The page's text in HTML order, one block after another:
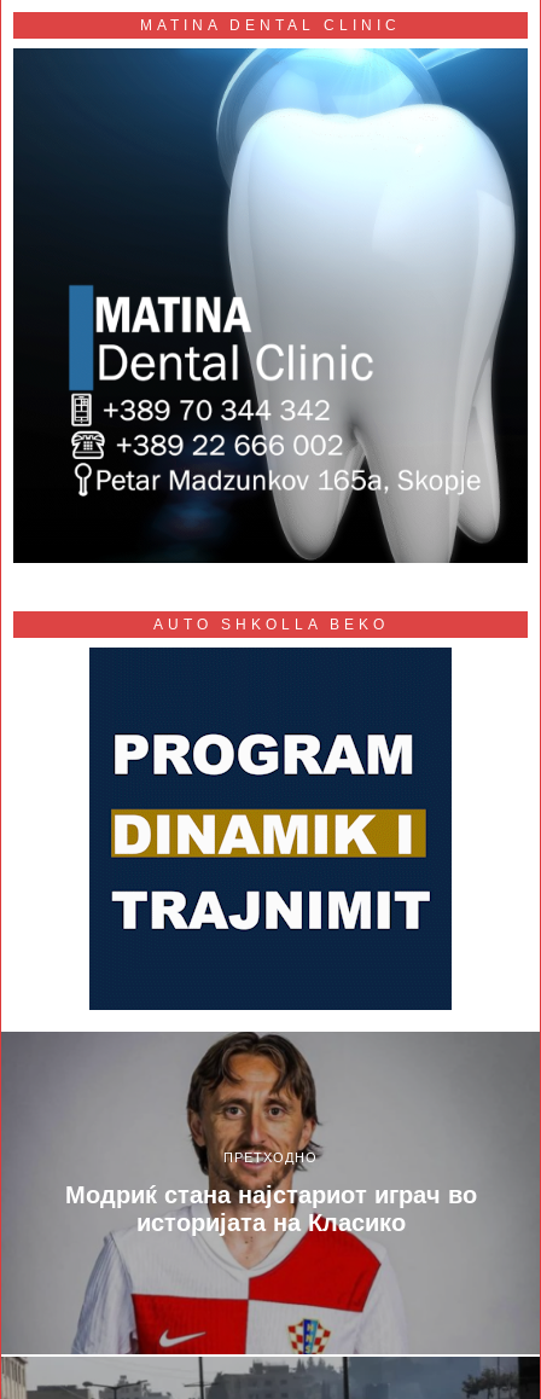
MATINA DENTAL CLINIC
AUTO SHKOLLA BEKO
ПРЕТХОДНО
Модриќ стана најстариот играч во
историјата на Класико